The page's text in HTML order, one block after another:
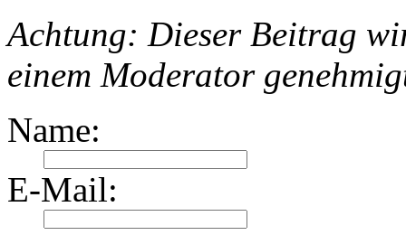
Achtung: Dieser Beitrag
einem Moderator
Name:
E-Mail: